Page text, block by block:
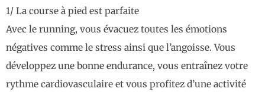
1/ La course à pied est parfaite
Avec le running, vous évacuez toutes les émotions
négatives comme le stress ainsi que l’angoisse. Vous
développez une bonne endurance, vous entraînez votre
rythme cardiovasculaire et vous profitez d’une activité